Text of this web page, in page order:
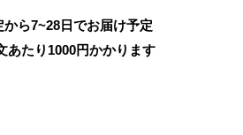
から7~28日でお届け予定
あたり 1000円かかります